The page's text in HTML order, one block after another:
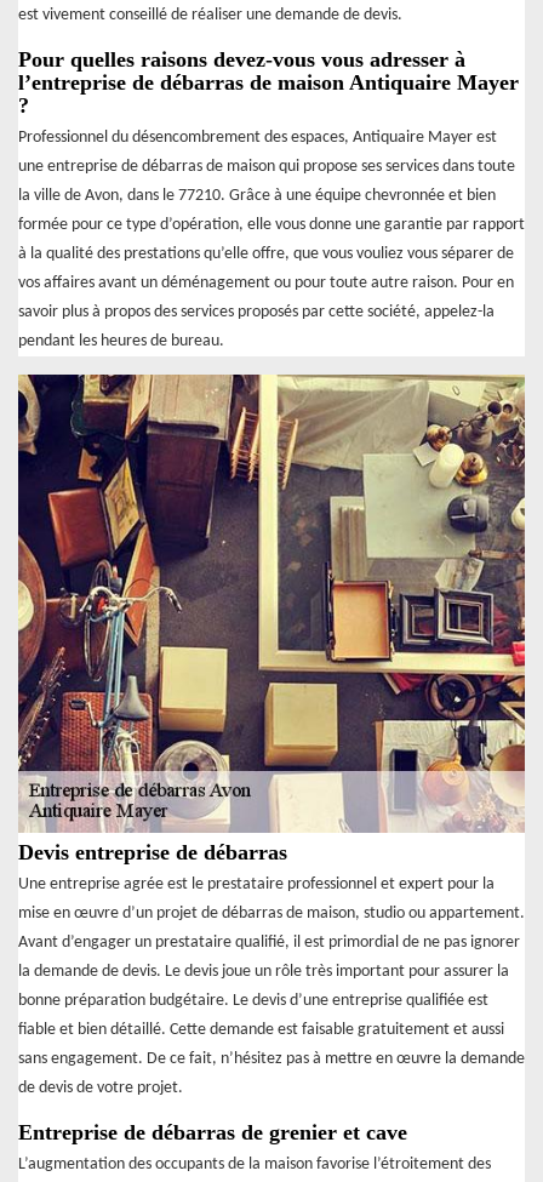
est vivement conseillé de réaliser une demande de devis.
Pour quelles raisons devez-vous vous adresser à
l’entreprise de débarras de maison Antiquaire Mayer
?
Professionnel du désencombrement des espaces, Antiquaire Mayer est
une entreprise de débarras de maison qui propose ses services dans toute
la ville de Avon, dans le 77210. Grâce à une équipe chevronnée et bien
formée pour ce type d’opération, elle vous donne une garantie par rapport
à la qualité des prestations qu’elle offre, que vous vouliez vous séparer de
vos affaires avant un déménagement ou pour toute autre raison. Pour en
savoir plus à propos des services proposés par cette société, appelez-la
pendant les heures de bureau.
Devis entreprise de débarras
Une entreprise agrée est le prestataire professionnel et expert pour la
mise en œuvre d’un projet de débarras de maison, studio ou appartement.
Avant d’engager un prestataire qualifié, il est primordial de ne pas ignorer
la demande de devis. Le devis joue un rôle très important pour assurer la
bonne préparation budgétaire. Le devis d’une entreprise qualifiée est
fiable et bien détaillé. Cette demande est faisable gratuitement et aussi
sans engagement. De ce fait, n’hésitez pas à mettre en œuvre la demande
de devis de votre projet.
Entreprise de débarras de grenier et cave
L’augmentation des occupants de la maison favorise l’étroitement des